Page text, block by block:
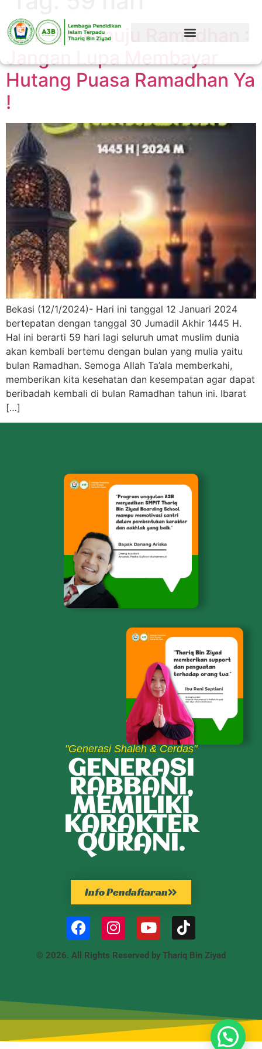
59 Hari Menuju Ramadhan :
Hutang Puasa Ramadhan Ya
!
Bekasi (12/1/2024)- Hari ini tanggal 12 Januari 2024
bertepatan dengan tanggal 30 Jumadil Akhir 1445 H.
Hal ini berarti 59 hari lagi seluruh umat muslim dunia
akan kembali bertemu dengan bulan yang mulia yaitu
bulan Ramadhan. Semoga Allah Ta’ala memberkahi,
memberikan kita kesehatan dan kesempatan agar dapat
beribadah kembali di bulan Ramadhan tahun ini. Ibarat
[…]
"Generasi Shaleh & Cerdas"
GENERASI
RABBANI,
MEMILIKI
KARAKTER
QURANI.
Info Pendaftaran
© 2026. All Rights Reserved by Thariq Bin Ziyad